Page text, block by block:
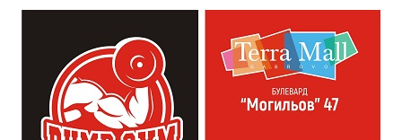
които свират на китара, да се включат – независимо
от професионалното им ниво. Събитието е различно
– то не е концерт, а споделено преживяване, в което
всеки участва по свой начин. Няма сцена или
официална програма, няма предварително обявени
изпълнители и разделение между публика и